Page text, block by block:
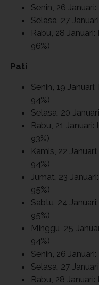
Senin, 26
Selasa, 27
Rabu, 28 Januari:
96%)
Pati
Senin, 19
94%)
Selasa, 20
Rabu, 21 Januari:
93%)
Kamis, 22
94%)
Jumat, 23
95%)
Sabtu, 24
95%)
Minggu, 25
94%)
Senin, 26
Selasa, 27
Rabu, 28